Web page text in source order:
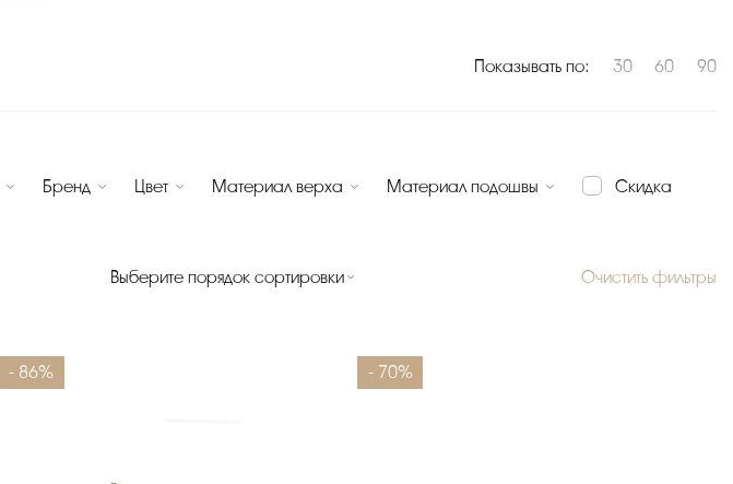
Показывать по: 30 60 90
Бренд Цвет Материал верха Материал подошвы
Скидка
Выберите порядок сортировки Очистить фильтры
- 86% - 70%